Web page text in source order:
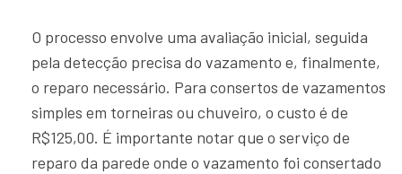
O processo envolve uma avaliação inicial, seguida
pela detecção precisa do vazamento e, finalmente,
o reparo necessário. Para consertos de vazamentos
simples em torneiras ou chuveiro, o custo é de
R$125,00. É importante notar que o serviço de
reparo da parede onde o vazamento foi consertado